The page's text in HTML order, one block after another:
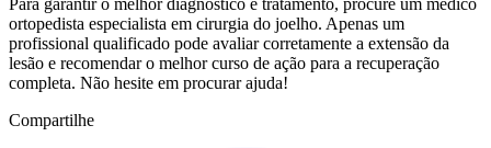
Para garantir o melhor diagnóstico e tratamento, procure um médico
ortopedista especialista em cirurgia do joelho. Apenas um
profissional qualificado pode avaliar corretamente a extensão da
lesão e recomendar o melhor curso de ação para a recuperação
completa. Não hesite em procurar ajuda!
Compartilhe